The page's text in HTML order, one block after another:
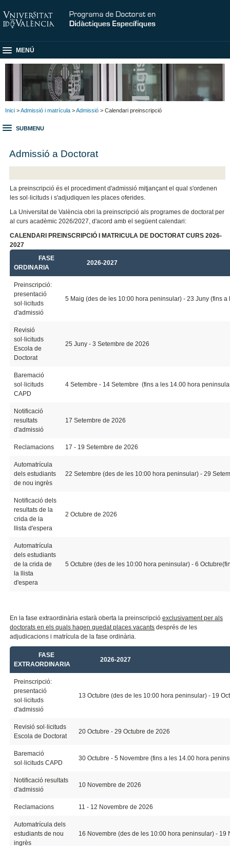
MENÚ
Inici >Admissió i matrícula >Admissió > Calendari preinscripció
SUBMENU
Admissió a Doctorat
La preinscripció és el procediment d'admissió mitjançant el qual s'ordenen
les sol·licituds i s'adjudiquen les places oferides.
La Universitat de València obri la preinscripció als programes de doctorat per
al curs acadèmic 2026/2027, d'acord amb el següent calendari:
CALENDARI PREINSCRIPCIÓ I MATRICULA DE DOCTORAT CURS 2026-
2027
FASE
ORDINARIA
2026-2027
Preinscripció:
presentació
sol·licituds
d'admissió
5 Maig (des de les 10:00 hora peninsular) - 23 Juny (fins
Revisió
sol·licituds
Escola de
Doctorat
25 Juny - 3 Setembre de 2026
Baremació
sol·licituds
CAPD
4 Setembre - 14 Setembre (fins a les 14.00 hora
Notificació
resultats
d'admissió
17 Setembre de 2026
Reclamacions 17 - 19 Setembre de 2026
Automatrícula
dels estudiants
de nou ingrès
22 Setembre (des de les 10:00 hora peninsular) - 29
Notificació dels
resultats de la
crida de la
llista d'espera
2 Octubre de 2026
Automatrícula
dels estudiants
de la crida de
la llista
d'espera
5 Octubre (des de les 10:00 hora peninsular) - 6
En la fase extraordinària estarà oberta la preinscripcióexclusivament per als
doctorats en els quals hagen quedat places vacants després de les
adjudicacions i matrícula de la fase ordinària.
FASE
EXTRAORDINARIA
2026-2027
Preinscripció:
presentació
sol·licituds
d'admissió
13 Octubre (des de les 10:00 hora peninsular) - 19
Revisió sol·licituds
Escola de Doctorat
20 Octubre - 29 Octubre de 2026
Baremació
sol·licituds CAPD
30 Octubre - 5 Novembre (fins a les 14.00 hora
Notificació resultats
d'admissió
10 Novembre de 2026
Reclamacions 11 - 12 Novembre de 2026
Automatrícula dels
estudiants de nou
ingrès
16 Novembre (des de les 10:00 hora peninsular) -